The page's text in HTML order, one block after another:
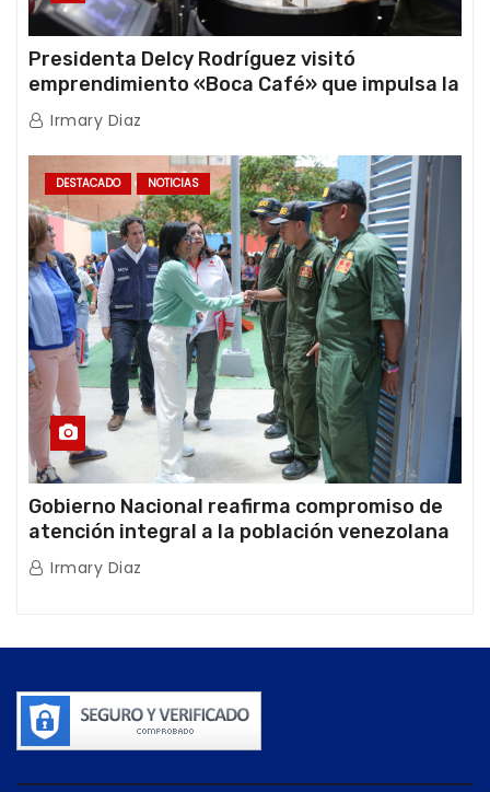
Presidenta Delcy Rodríguez visitó
emprendimiento «Boca Café» que impulsa la
producción nacional hacia mercados
internacionales
Irmary Diaz
DESTACADO NOTICIAS
Gobierno Nacional reafirma compromiso de
atención integral a la población venezolana
tras doblete sísmico
Irmary Diaz